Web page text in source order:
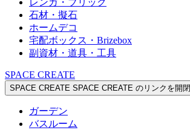
石材・擬石
ホームデコ
宅配ボックス・Brizebox
副資材・道具・工具
SPACE CREATE
SPACE CREATE SPACE CREATE のリンクを開閉
ガーデン
バスルーム